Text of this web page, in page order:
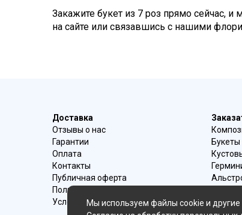
Закажите букет из 7 роз прямо сейчас,
на сайте или связавшись с нашими
Доставка
Отзывы о нас
Гарантии
Оплата
Контакты
Публичная оферта
Политика конфиденциальности
Условия возврата
Букеты
Мы используем файлы cookie и другие